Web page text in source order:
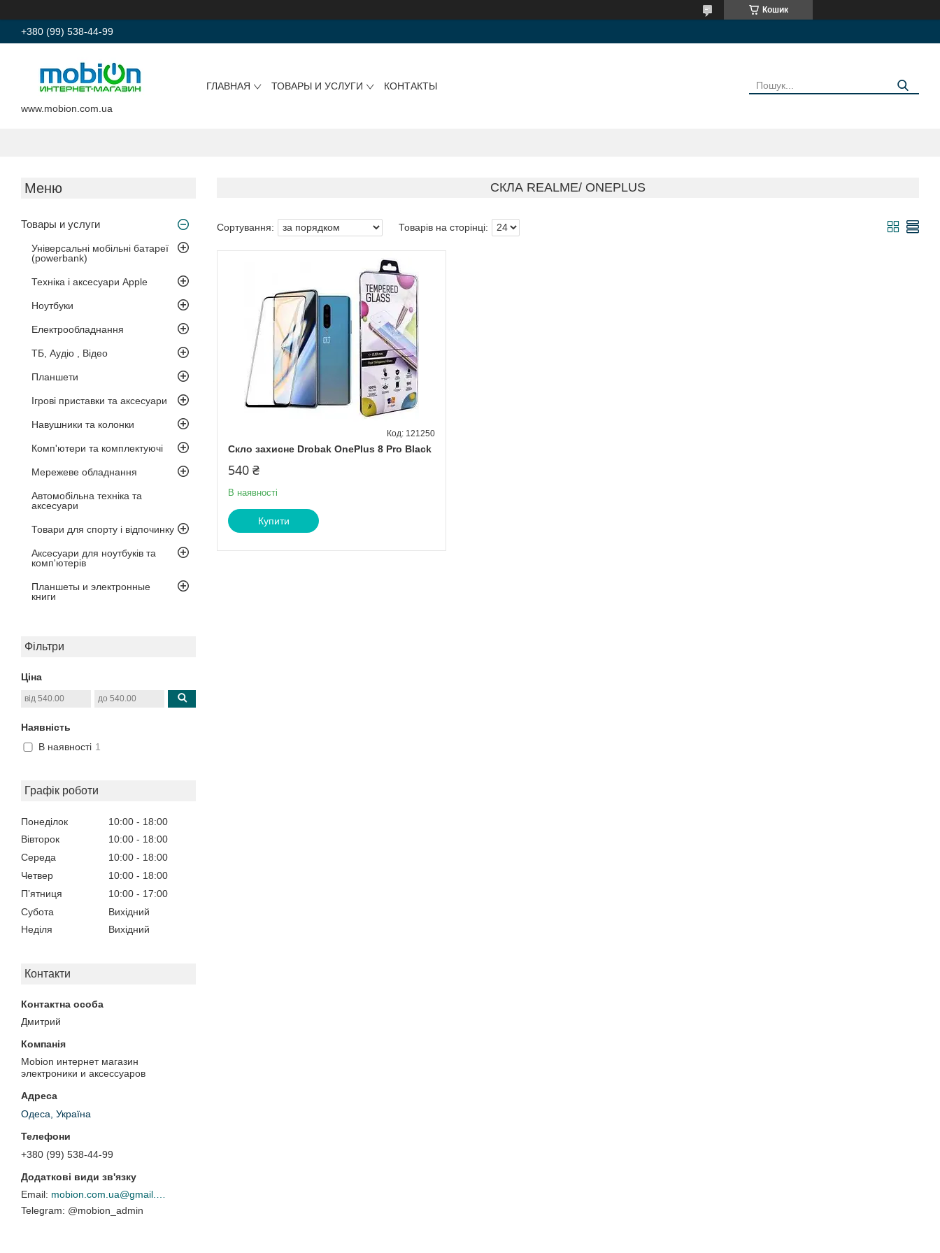
Кошик
+380 (99) 538-44-99
www.mobion.com.ua
ГЛАВНАЯ ТОВАРЫ И УСЛУГИ КОНТАКТЫ
Товары и услуги
Універсальні мобільні батареї
(powerbank)
Техніка і аксесуари Apple
Ноутбуки
Електрообладнання
ТБ, Аудіо , Відео
Планшети
Ігрові приставки та аксесуари
Навушники та колонки
Комп'ютери та комплектуючі
Мережеве обладнання
Автомобільна техніка та
аксесуари
Товари для спорту і відпочинку
Аксесуари для ноутбуків та
комп'ютерів
Планшеты и электронные
книги
Фільтри
Ціна
Наявність
В наявності 1
Графік роботи
Понеділок 10:00
18:00
Вівторок
10:00
18:00
Середа
10:00
18:00
Четвер
10:00
18:00
Пʼятниця
10:00
17:00
Субота
Вихідний
Неділя
Вихідний
Контакти
Дмитрий
Mobion интернет магазин
электроники и аксессуаров
Одеса, Україна
+380 (99) 538-44-99
@mobion_admin
СКЛА REALME/ ONEPLUS
Скло захисне Drobak OnePlus 8 Pro Black
121250
540 ₴
В наявності
Купити